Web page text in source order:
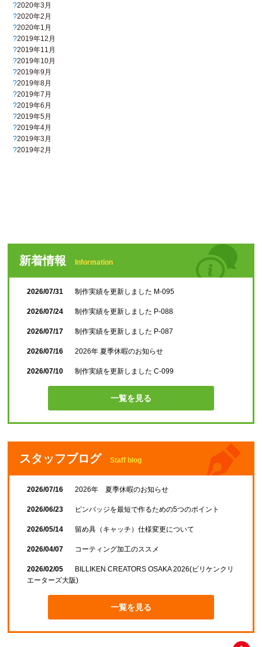
2020年3月
2020年2月
2020年1月
2019年12月
2019年11月
2019年10月
2019年9月
2019年8月
2019年7月
2019年6月
2019年5月
2019年4月
2019年3月
2019年2月
新着情報 Information
2026/07/31 制作実績を更新しました M-095
2026/07/24 制作実績を更新しました P-088
2026/07/17 制作実績を更新しました P-087
2026/07/16 2026年 夏季休暇のお知らせ
2026/07/10 制作実績を更新しました C-099
一覧を見る
スタッフブログ Staff blog
2026/07/16 2026年 夏季休暇のお知らせ
2026/06/23 ピンバッジを最短で作るための5つのポイント
2026/05/14 留め具（キャッチ）仕様変更について
2026/04/07 コーティング加工のススメ
2026/02/05
BILLIKEN CREATORS OSAKA 2026(ビリケンクリ
エーターズ大阪)
一覧を見る